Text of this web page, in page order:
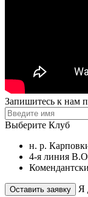
Запишитесь к нам
Выберите Клуб
н. р.
4-я линия
Я